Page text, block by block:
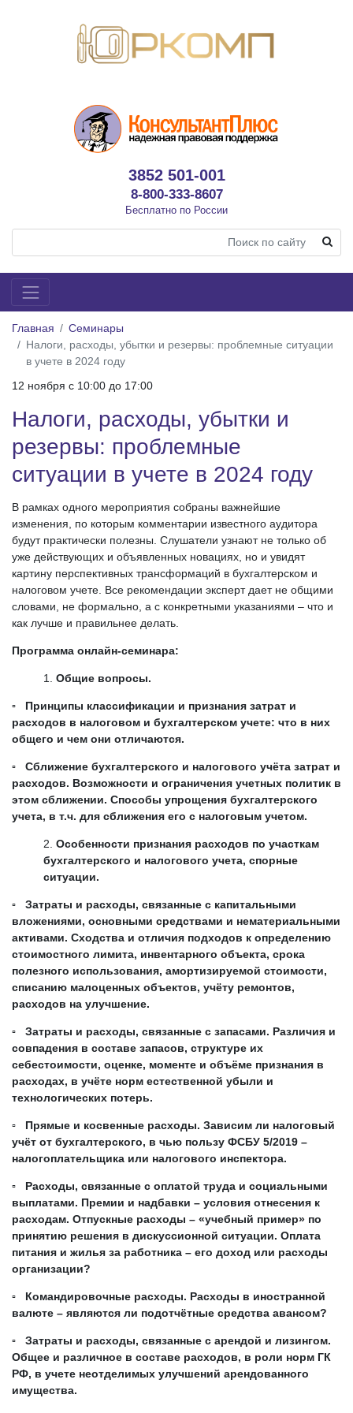
3852 501-001
8-800-333-8607
Бесплатно по России
Главная
Семинары
Налоги, расходы, убытки и резервы: проблемные ситуации
в учете в 2024 году
12 ноября c 10:00 до 17:00
Налоги, расходы, убытки и
резервы: проблемные
ситуации в учете в 2024 году
В рамках одного мероприятия собраны важнейшие
изменения, по которым комментарии известного аудитора
будут практически полезны. Слушатели узнают не только об
уже действующих и объявленных новациях, но и увидят
картину перспективных трансформаций в бухгалтерском и
налоговом учете. Все рекомендации эксперт дает не общими
словами, не формально, а с конкретными указаниями – что и
как лучше и правильнее делать.
Программа онлайн-семинара:
Общие вопросы.
▫ Принципы классификации и признания затрат и
расходов в налоговом и бухгалтерском учете: что в них
общего и чем они отличаются.
▫ Сближение бухгалтерского и налогового учёта затрат и
расходов. Возможности и ограничения учетных политик в
этом сближении. Способы упрощения бухгалтерского
учета, в т.ч. для сближения его с налоговым учетом.
Особенности признания расходов по участкам
бухгалтерского и налогового учета, спорные
ситуации.
▫ Затраты и расходы, связанные с капитальными
вложениями, основными средствами и нематериальными
активами. Сходства и отличия подходов к определению
стоимостного лимита, инвентарного объекта, срока
полезного использования, амортизируемой стоимости,
списанию малоценных объектов, учёту ремонтов,
расходов на улучшение.
▫ Затраты и расходы, связанные с запасами. Различия и
совпадения в составе запасов, структуре их
себестоимости, оценке, моменте и объёме признания в
расходах, в учёте норм естественной убыли и
технологических потерь.
▫ Прямые и косвенные расходы. Зависим ли налоговый
учёт от бухгалтерского, в чью пользу ФСБУ 5/2019 –
налогоплательщика или налогового инспектора.
▫ Расходы, связанные с оплатой труда и социальными
выплатами. Премии и надбавки – условия отнесения к
расходам. Отпускные расходы – «учебный пример» по
принятию решения в дискуссионной ситуации. Оплата
питания и жилья за работника – его доход или расходы
организации?
▫ Командировочные расходы. Расходы в иностранной
валюте – являются ли подотчётные средства авансом?
▫ Затраты и расходы, связанные с арендой и лизингом.
Общее и различное в составе расходов, в роли норм ГК
РФ, в учете неотделимых улучшений арендованного
имущества.